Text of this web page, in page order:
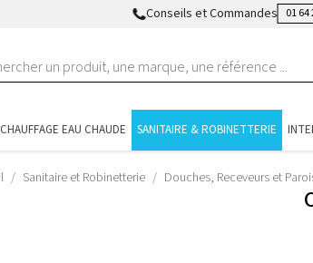
Conseils et Commandes 01 64
CHAUFFAGE EAU CHAUDE SANITAIRE & ROBINETTERIE
Sanitaire et Robinetterie Douches, Receveurs et